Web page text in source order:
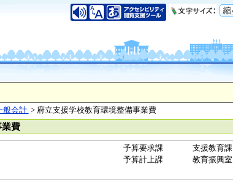
般会計 > 府立支援学校教育環境整備事業費
費
予算要求課
支援教育課
予算計上課
教育振興室